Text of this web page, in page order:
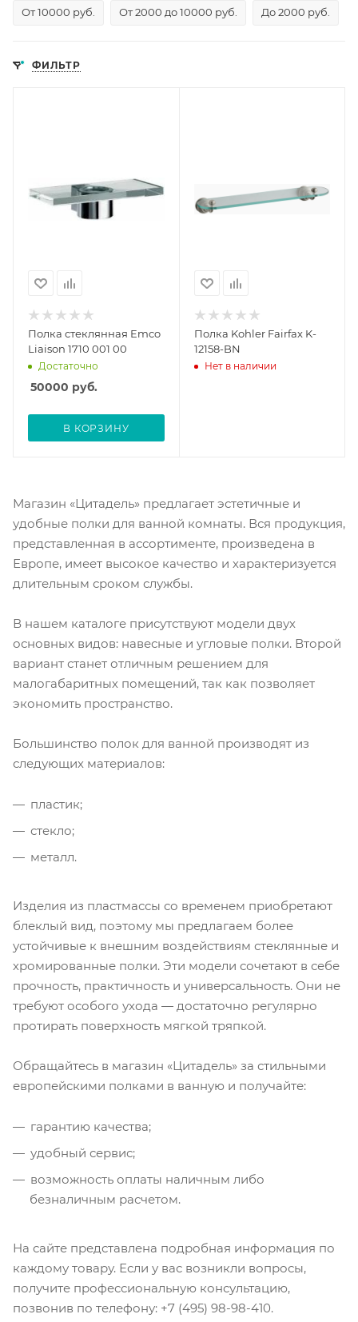
От 10000 руб.
От 2000 до 10000 руб. До 2000 руб.
ФИЛЬТР
Полка стеклянная Emco
Liaison 1710 001 00
Достаточно
50000 руб.
В КОРЗИНУ
Полка Kohler Fairfax K-
12158-BN
Нет в наличии
Магазин «Цитадель» предлагает эстетичные и
удобные полки для ванной комнаты. Вся продукция,
представленная в ассортименте, произведена в
Европе, имеет высокое качество и характеризуется
длительным сроком службы.
В нашем каталоге присутствуют модели двух
основных видов: навесные и угловые полки. Второй
вариант станет отличным решением для
малогабаритных помещений, так как позволяет
экономить пространство.
Большинство полок для ванной производят из
следующих материалов:
пластик;
стекло;
металл.
Изделия из пластмассы со временем приобретают
блеклый вид, поэтому мы предлагаем более
устойчивые к внешним воздействиям стеклянные и
хромированные полки. Эти модели сочетают в себе
прочность, практичность и универсальность. Они не
требуют особого ухода — достаточно регулярно
протирать поверхность мягкой тряпкой.
Обращайтесь в магазин «Цитадель» за стильными
европейскими полками в ванную и получайте:
гарантию качества;
удобный сервис;
возможность оплаты наличным либо
безналичным расчетом.
На сайте представлена подробная информация по
каждому товару. Если у вас возникли вопросы,
получите профессиональную консультацию,
позвонив по телефону: +7 (495) 98-98-410.